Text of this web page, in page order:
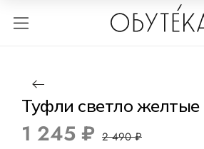
Туфли светло желтые
1 245 ₽ 2 490 ₽